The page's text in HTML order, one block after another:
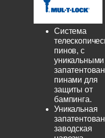
Система
пинов, с
уникальными
пинами для
защиты от
бампинга.
Уникальная
заводская